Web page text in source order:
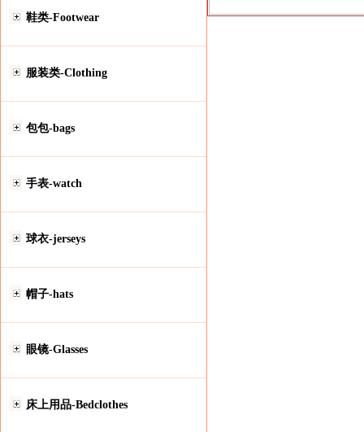
鞋类-Footwear
服装类-Clothing
包包-bags
手表-watch
球衣-jerseys
帽子-hats
眼镜-Glasses
床上用品-Bedclothes